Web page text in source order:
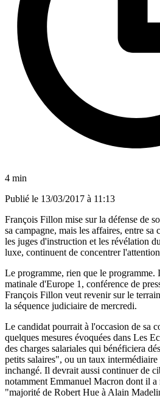
4 min
Publié le 13/03/2017 à 11:13
François Fillon mise sur la défense de
sa campagne, mais les affaires, entre
les juges d'instruction et les révélation
luxe, continuent de concentrer
Le programme, rien que le programme.
matinale d'Europe 1, conférence de
François Fillon veut revenir sur le
la séquence judiciaire de mercredi.
Le candidat pourrait à l'occasion de sa
quelques mesures évoquées dans Les
des charges salariales qui bénéficiera
petits salaires", ou un taux
inchangé. Il devrait aussi continuer de
notamment Emmanuel Macron dont il
"majorité de Robert Hue à Alain